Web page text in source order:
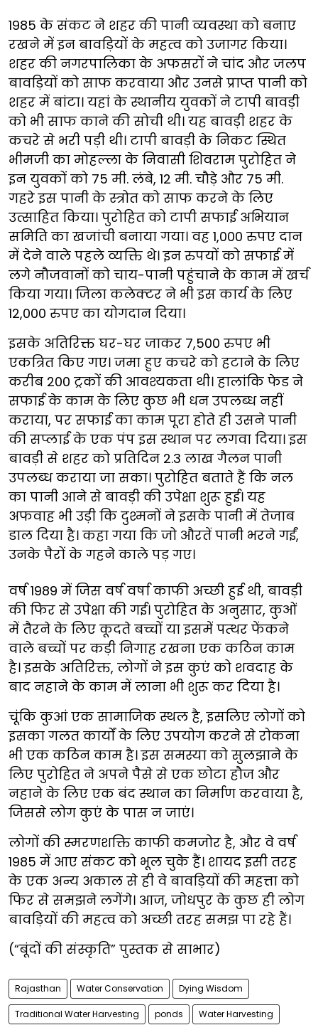
1985 के संकट ने शहर की पानी व्यवस्था को बनाए
रखने में इन बावड़ियों के महत्व को उजागर किया।
शहर की नगरपालिका के अफसरों ने चांद और जलप
बावड़ियों को साफ करवाया और उनसे प्राप्त पानी को
शहर में बांटा। यहां के स्थानीय युवकों ने टापी बावड़ी
को भी साफ काने की सोची थी। यह बावड़ी शहर के
कचरे से भरी पड़ी थी। टापी बावड़ी के निकट स्थित
भीमजी का मोहल्ला के निवासी शिवराम पुरोहित ने
इन युवकों को 75 मी. लंबे, 12 मी. चौड़े और 75 मी.
गहरे इस पानी के स्त्रोत को साफ करने के लिए
उत्साहित किया। पुरोहित को टापी सफाई अभियान
समिति का खजांची बनाया गया। वह 1,000 रुपए दान
में देने वाले पहले व्यक्ति थे। इन रुपयों को सफाई में
लगे नौजवानों को चाय-पानी पहुंचाने के काम में खर्च
किया गया। जिला कलेक्टर ने भी इस कार्य के लिए
12,000 रुपए का योगदान दिया।
इसके अतिरिक्त घर-घर जाकर 7,500 रुपए भी
एकत्रित किए गए। जमा हुए कचरे को हटाने के लिए
करीब 200 ट्रकों की आवश्यकता थी। हालांकि फेड ने
सफाई के काम के लिए कुछ भी धन उपलब्ध नहीं
कराया, पर सफाई का काम पूरा होते ही उसने पानी
की सप्लाई के एक पंप इस स्थान पर लगवा दिया। इस
बावड़ी से शहर को प्रतिदिन 2.3 लाख गैलन पानी
उपलब्ध कराया जा सका। पुरोहित बताते हैं कि नल
का पानी आने से बावड़ी की उपेक्षा शुरू हुई। यह
अफवाह भी उड़ी कि दुश्मनों ने इसके पानी में तेजाब
डाल दिया है। कहा गया कि जो औरतें पानी भरने गईं,
उनके पैरों के गहने काले पड़ गए।
वर्ष 1989 में जिस वर्ष वर्षा काफी अच्छी हुई थी, बावड़ी
की फिर से उपेक्षा की गई। पुरोहित के अनुसार, कुओं
में तैरने के लिए कूदते बच्चों या इसमें पत्थर फेंकने
वाले बच्चों पर कड़ी निगाह रखना एक कठिन काम
है। इसके अतिरिक्त, लोगों ने इस कुएं को शवदाह के
बाद नहाने के काम में लाना भी शुरू कर दिया है।
चूंकि कुआं एक सामाजिक स्थल है, इसलिए लोगों को
इसका गलत कार्यों के लिए उपयोग करने से रोकना
भी एक कठिन काम है। इस समस्या को सुलझाने के
लिए पुरोहित ने अपने पैसे से एक छोटा हौज और
नहाने के लिए एक बंद स्थान का निर्माण करवाया है,
जिससे लोग कुएं के पास न जाएं।
लोगों की स्मरणशक्ति काफी कमजोर है, और वे वर्ष
1985 में आए संकट को भूल चुके हैं। शायद इसी तरह
के एक अन्य अकाल से ही वे बावड़ियों की महत्ता को
फिर से समझने लगेंगे। आज, जोधपुर के कुछ ही लोग
बावड़ियों की महत्व को अच्छी तरह समझ पा रहे हैं।
(“बूंदों की संस्कृति” पुस्तक से साभार)
Rajasthan Water Conservation Dying Wisdom
Traditional Water Harvesting ponds Water Harvesting